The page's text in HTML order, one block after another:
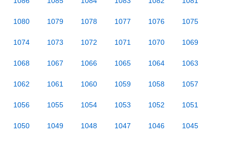
1080 1079 1078 1077 1076 1075
1074 1073 1072 1071 1070 1069
1068 1067 1066 1065 1064 1063
1062 1061 1060 1059 1058 1057
1056 1055 1054 1053 1052 1051
1050 1049 1048 1047 1046 1045